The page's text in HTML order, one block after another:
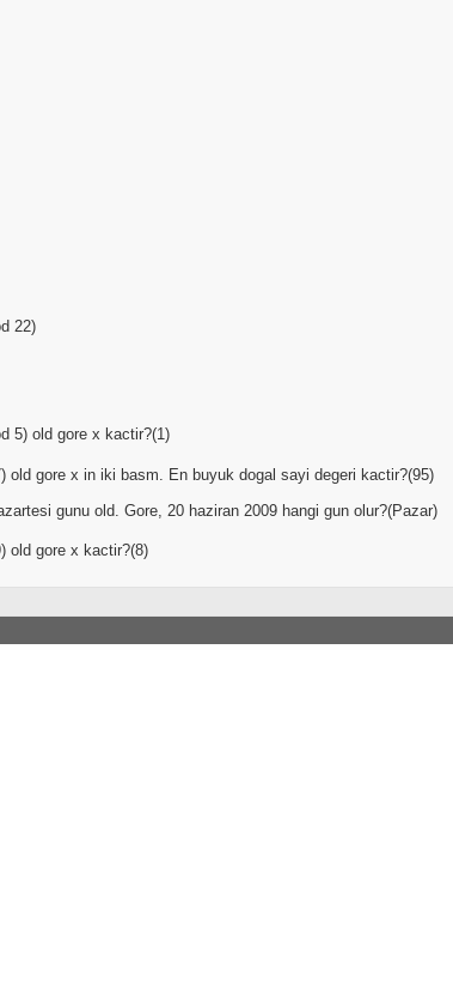
22)
5) old gore x kactir?(1)
old gore x in iki basm. En buyuk dogal sayi degeri kactir?(95)
gunu old. Gore, 20 haziran 2009 hangi gun olur?(Pazar)
old gore x kactir?(8)